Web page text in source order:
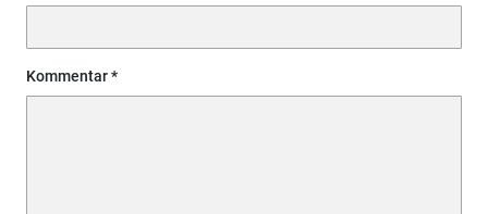
Kommentar